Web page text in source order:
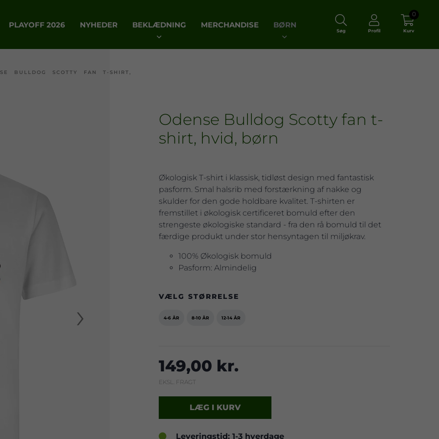
PLAYOFF 2026 NYHEDER BEKLÆDNING MERCHANDISE BØRN
Søg Profil Kurv
0
BULLDOG SCOTTY FAN T-SHIRT,
›
Odense Bulldog Scotty fan t-
shirt, hvid, børn
Økologisk T-shirt i klassisk, tidløst design med fantastisk
pasform. Smal halsrib med forstærkning af nakke og
skulder for den gode holdbare kvalitet. T-shirten er
fremstillet i økologisk certificeret bomuld efter den
strengeste økologiske standard - fra den rå bomuld til det
færdige produkt under stor hensyntagen til miljøkrav.
100% Økologisk bomuld
Pasform: Almindelig
VÆLG STØRRELSE
4-6 ÅR 8-10 ÅR 12-14 ÅR
149,00 kr.
EKSL. FRAGT
LÆG I KURV
Leveringstid: 1-3 hverdage